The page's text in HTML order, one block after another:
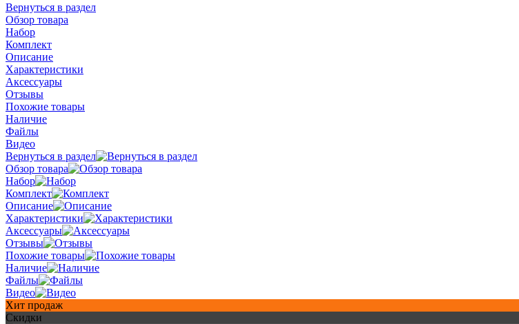
Вернуться в раздел
Обзор товара
Набор
Комплект
Описание
Характеристики
Аксессуары
Отзывы
Похожие товары
Наличие
Файлы
Видео
Вернуться в раздел
Обзор товара
Набор
Комплект
Описание
Характеристики
Аксессуары
Отзывы
Похожие товары
Наличие
Файлы
Видео
Хит продаж
Скидки